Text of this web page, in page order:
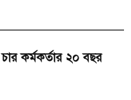
কর্মকর্তার ২০ বছর